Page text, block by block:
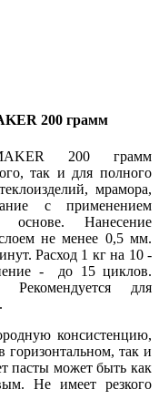
200 грамм
200 грамм
так и для полного
мрамора,
с применением
основе. Нанесение
не менее 0,5 мм.
Расход 1 кг на 10 -
- до 15 циклов.
Рекомендуется для
консистенцию,
горизонтальном, так и
пасты может быть как
Не имеет резкого